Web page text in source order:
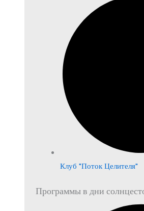
Клуб "Поток Целителя"
Программы в дни